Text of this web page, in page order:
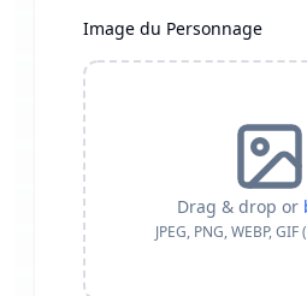
Image du Personnage
Drag & drop or
JPEG, PNG, WEBP, GIF